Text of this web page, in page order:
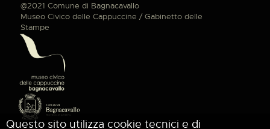
@2021 Comune di Bagnacavallo
Museo Civico delle Cappuccine / Gabinetto delle
Stampe
Questo sito utilizza cookie tecnici e di